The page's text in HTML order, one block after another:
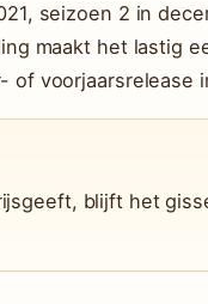
seizoen 2 in
maakt het lastig
of voorjaarsrelease
blijft het